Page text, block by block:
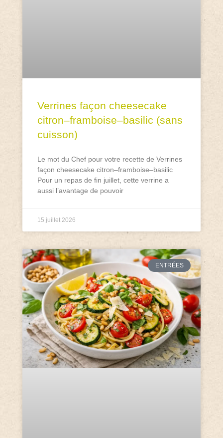
Verrines façon cheesecake
citron–framboise–basilic (sans
cuisson)
Le mot du Chef pour votre recette de Verrines
façon cheesecake citron–framboise–basilic
Pour un repas de fin juillet, cette verrine a
aussi l’avantage de pouvoir
15 juillet 2026
ENTRÉES